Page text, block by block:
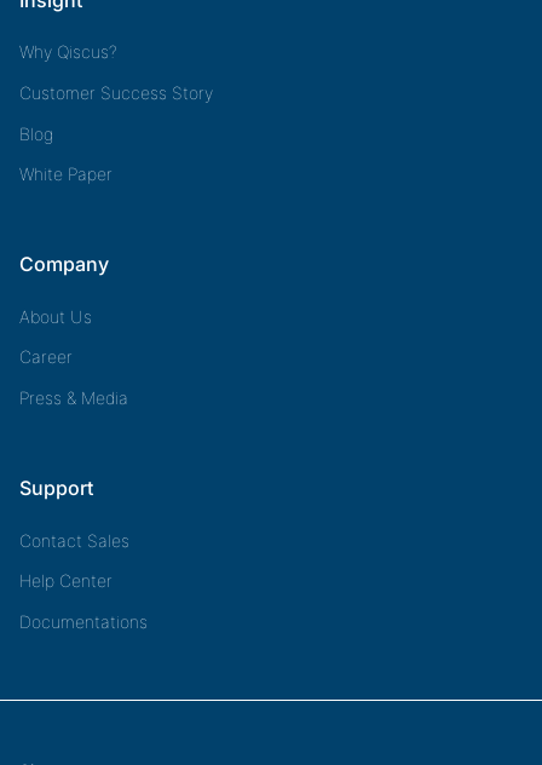
Why Qiscus?
Customer Success Story
Blog
White Paper
Company
About Us
Career
Press & Media
Support
Contact Sales
Help Center
Documentations